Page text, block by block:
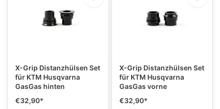
X-Grip Distanzhülsen Set
für KTM Husqvarna
GasGas hinten
€32,90*
X-Grip Distanzhülsen Set
für KTM Husqvarna
GasGas vorne
€32,90*